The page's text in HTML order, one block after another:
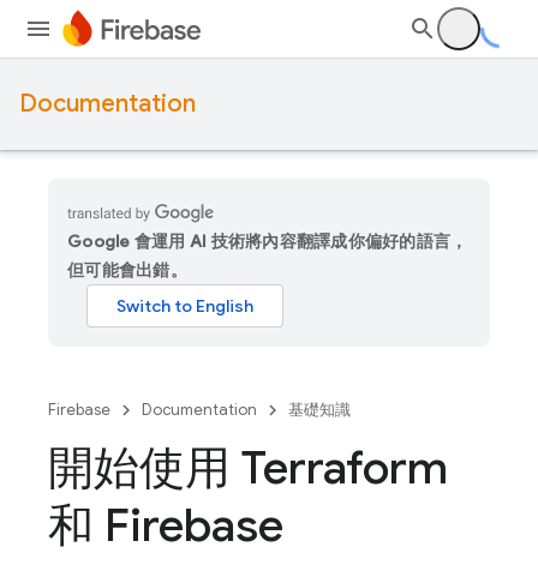
Documentation
Google 會運用 AI 技術將內容翻譯成你偏好的語言，
但可能會出錯。
Firebase Documentation 基礎知識
開始使用 Terraform
和 Firebase